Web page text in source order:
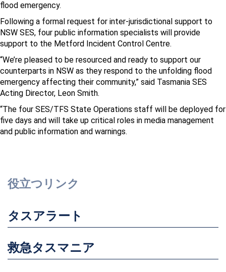
flood emergency.
Following a formal request for inter-jurisdictional support to
NSW SES, four public information specialists will provide
support to the Metford Incident Control Centre.
“We’re pleased to be resourced and ready to support our
counterparts in NSW as they respond to the unfolding flood
emergency affecting their community,” said Tasmania SES
Acting Director, Leon Smith.
“The four SES/TFS State Operations staff will be deployed for
five days and will take up critical roles in media management
and public information and warnings.
役立つリンク
タスアラート
救急タスマニア